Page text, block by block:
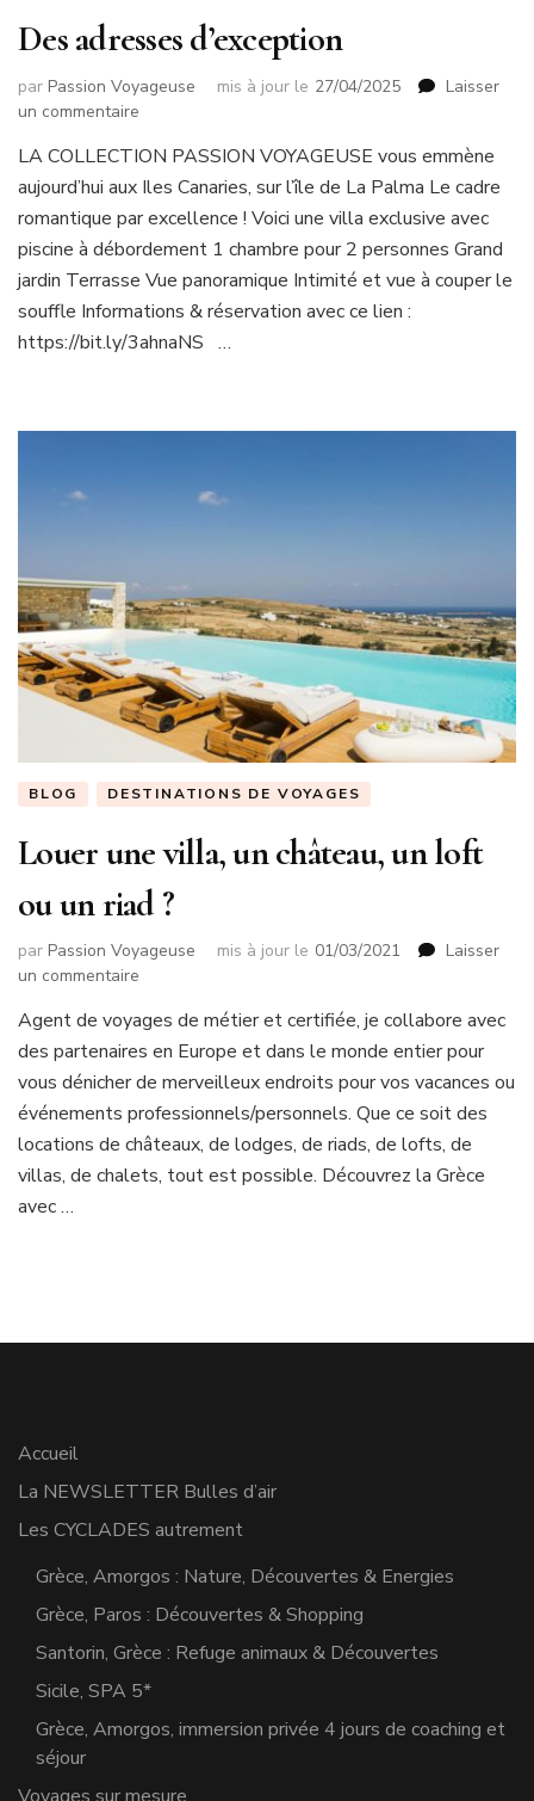
Des adresses d’exception
par Passion Voyageuse mis à jour le 27/04/2025
Laisser
un commentaire
adresses
d’exception
LA COLLECTION PASSION VOYAGEUSE vous emmène
aujourd’hui aux Iles Canaries, sur l’île de La Palma Le cadre
romantique par excellence ! Voici une villa exclusive avec
piscine à débordement 1 chambre pour 2 personnes Grand
jardin Terrasse Vue panoramique Intimité et vue à couper le
souffle Informations & réservation avec ce lien :
https://bit.ly/3ahnaNS …
BLOG DESTINATIONS DE VOYAGES
Louer une villa, un château, un loft
ou un riad ?
par Passion Voyageuse mis à jour le 01/03/2021
Laisser
un commentaire
une
villa,
un
un
loft
ou
Agent de voyages de métier et certifiée, je collabore avec
des partenaires en Europe et dans le monde entier pour
vous dénicher de merveilleux endroits pour vos vacances ou
événements professionnels/personnels. Que ce soit des
locations de châteaux, de lodges, de riads, de lofts, de
villas, de chalets, tout est possible. Découvrez la Grèce
avec …
Accueil
La NEWSLETTER Bulles d’air
Les CYCLADES autrement
Grèce, Amorgos : Nature, Découvertes & Energies
Grèce, Paros : Découvertes & Shopping
Santorin, Grèce : Refuge animaux & Découvertes
Sicile, SPA 5*
Grèce, Amorgos, immersion privée 4 jours de coaching et
séjour